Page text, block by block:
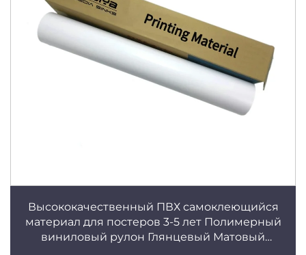
Высококачественный ПВХ самоклеющийся
материал для постеров 3-5 лет Полимерный
виниловый рулон Глянцевый Матовый